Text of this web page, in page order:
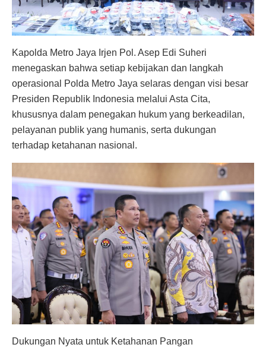
Kapolda Metro Jaya Irjen Pol. Asep Edi Suheri
menegaskan bahwa setiap kebijakan dan langkah
operasional Polda Metro Jaya selaras dengan visi besar
Presiden Republik Indonesia melalui Asta Cita,
khususnya dalam penegakan hukum yang berkeadilan,
pelayanan publik yang humanis, serta dukungan
terhadap ketahanan nasional.
Dukungan Nyata untuk Ketahanan Pangan